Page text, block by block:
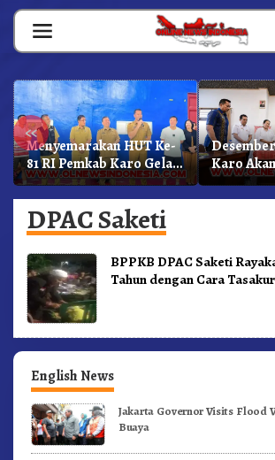
Skip
content
«
Menyemarakan HUT Ke-
81 RI Pemkab Karo Gelar
Pertandingan Olahraga
Karo
RSUD
DPAC Saketi
BPPKB DPAC Saketi
Tahun dengan Cara
English News
Jakarta Governor Visits Flood
Buaya